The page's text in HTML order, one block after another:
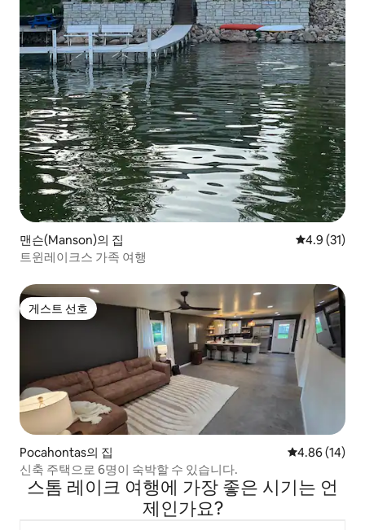
맨슨(Manson)의 집 평점 4.9점
4.9 (31)
트윈레이크스 가족 여행
게스트 선호
게스트 선호
Pocahontas의 집 평점 4.86점(5
4.86 (14)
신축 주택으로 6명이 숙박할 수 있습니다.
스톰 레이크 여행에 가장 좋은 시기는 언
제인가요?